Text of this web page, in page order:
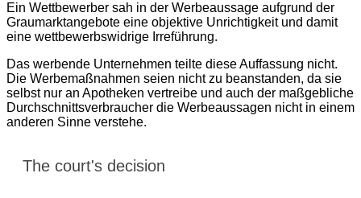
Ein Wettbewerber sah in der Werbeaussage aufgrund der
Graumarktangebote eine objektive Unrichtigkeit und damit
eine wettbewerbswidrige Irreführung.
Das werbende Unternehmen teilte diese Auffassung nicht.
Die Werbemaßnahmen seien nicht zu beanstanden, da sie
selbst nur an Apotheken vertreibe und auch der maßgebliche
Durchschnittsverbraucher die Werbeaussagen nicht in einem
anderen Sinne verstehe.
The court's decision